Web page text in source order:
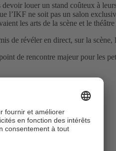
louer un stand coûteux à
l’IKF ne soit pas un salon
les arts de la scène et le
révéler en direct, sur la scène,
de rencontre majeur pour les